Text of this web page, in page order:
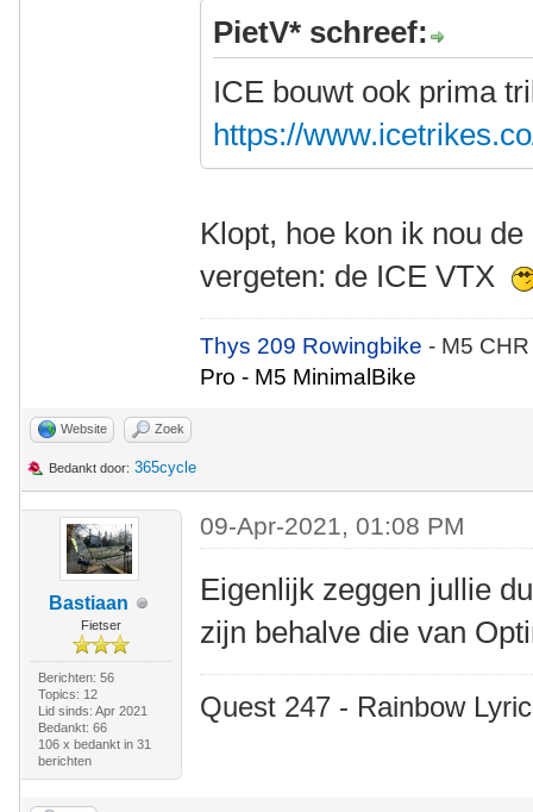
PietV* schreef:
ICE bouwt ook prima
https://
Klopt, hoe kon ik nou
vergeten: de ICE VTX
Thys 209 Rowingbike- M5
Pro - M5 MinimalBike
Website Zoek
Bedankt door: 365cycle
Bastiaan
Fietser
Berichten: 56
Topics: 12
Lid sinds: Apr 2021
Bedankt: 66
106 x bedankt in 31
berichten
09-Apr-2021, 01:08 PM
Eigenlijk zeggen jullie
zijn behalve die van
Quest 247 - Rainbow